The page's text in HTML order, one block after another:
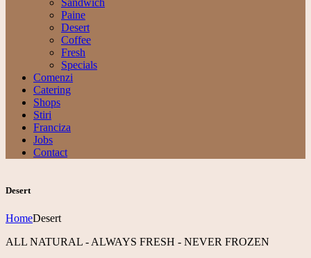
Sandwich
Paine
Desert
Coffee
Fresh
Specials
Comenzi
Catering
Shops
Stiri
Franciza
Jobs
Contact
Desert
HomeDesert
ALL NATURAL - ALWAYS FRESH - NEVER FROZEN